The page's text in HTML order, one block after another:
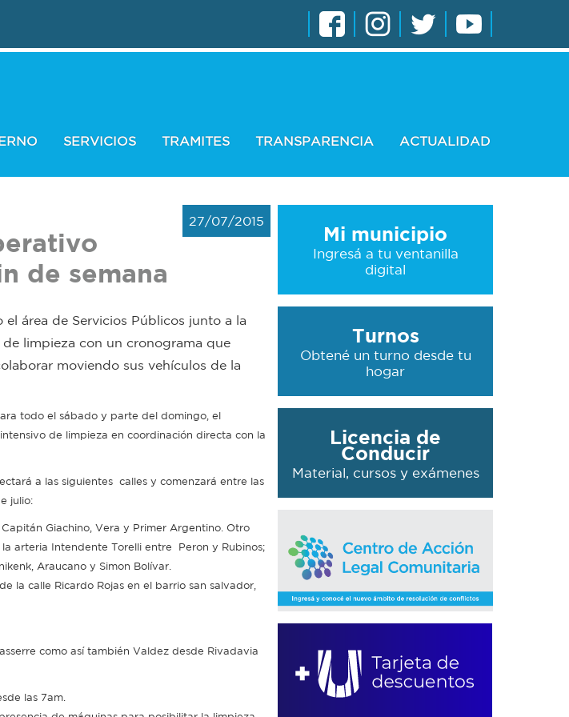
SERVICIOS TRAMITES TRANSPARENCIA ACTUALIDAD
27/07/2015
de semana
área de Servicios Públicos junto a la
limpieza con un cronograma que
moviendo sus vehículos de la
todo el sábado y parte del domingo, el
de limpieza en coordinación directa con la
a las siguientes calles y comenzará entre las
julio:
Giachino, Vera y Primer Argentino. Otro
arteria Intendente Torelli entre Peron y Rubinos;
Araucano y Simon Bolívar.
la calle Ricardo Rojas en el barrio san salvador,
como así también Valdez desde Rivadavia
las 7am.
Mi municipio
Ingresá a tu ventanilla
digital
Turnos
Obtené un turno desde tu
hogar
Licencia de
Conducir
Material, cursos y exámenes